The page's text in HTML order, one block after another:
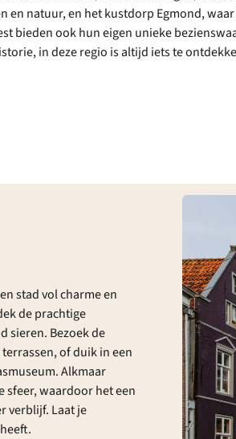
en natuur, en het kustdorp Egmond,
bieden ook hun eigen unieke
in deze regio is altijd iets te
stad vol charme en
de prachtige
sieren. Bezoek de
of duik in een
Alkmaar
sfeer, waardoor het een
verblijf. Laat je